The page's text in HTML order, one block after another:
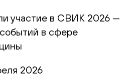
участие в СВИК 2026 —
в сфере
2026